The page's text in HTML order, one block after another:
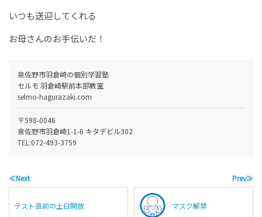
いつも送迎してくれる
お母さんのお手伝いだ！
泉佐野市羽倉崎の個別学習塾
セルモ 羽倉崎駅前本部教室
selmo-hagurazaki.com
〒598-0046
泉佐野市羽倉崎1-1-6 キタデビル302
TEL:072-493-3759
≪Next
テスト直前の土日開放
Prev≫
マスク解禁